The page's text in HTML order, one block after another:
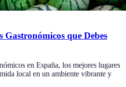
Gastronómicos que Debes
en España, los mejores lugares
local en un ambiente vibrante y